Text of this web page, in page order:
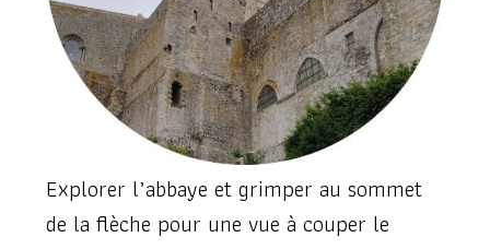
Explorer l’abbaye et grimper au sommet
de la flèche pour une vue à couper le